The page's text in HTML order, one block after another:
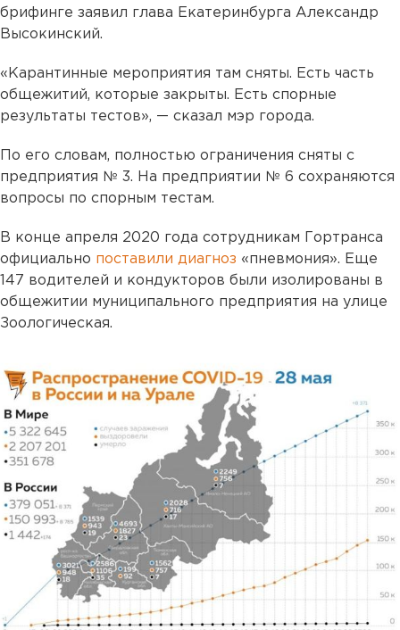
брифинге заявил глава Екатеринбурга Александр
Высокинский.
«Карантинные мероприятия там сняты. Есть часть
общежитий, которые закрыты. Есть спорные
результаты тестов», — сказал мэр города.
По его словам, полностью ограничения сняты с
предприятия № 3. На предприятии № 6 сохраняются
вопросы по спорным тестам.
В конце апреля 2020 года сотрудникам Гортранса
официально поставили диагноз «пневмония». Еще
147 водителей и кондукторов были изолированы в
общежитии муниципального предприятия на улице
Зоологическая.